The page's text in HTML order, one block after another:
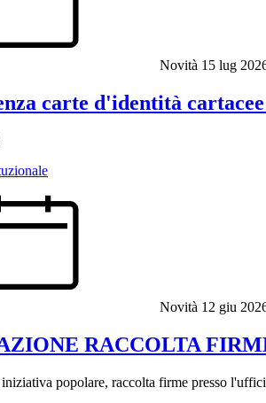
Novità 15 lug
carte d'identità
Novità 12 giu
RACCOLTA
popolare, raccolta firme presso